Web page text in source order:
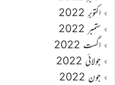
اکتوبر 2022
ستمبر 2022
اگست 2022
جولائی 2022
جون 2022